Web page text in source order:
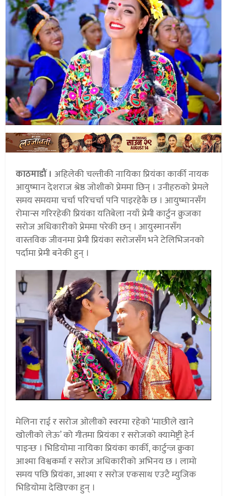
काठमाडौं । अहिलेकी चल्तीकी नायिका प्रियंका कार्की नायक
आयुष्मान देशराज श्रेष्ठ जोशीको प्रेममा छिन् । उनीहरुको प्रेमले
समय समयमा चर्चा परिचर्चा पनि पाइरहेकै छ । आयुष्मानसँग
रोमान्स गरिरहेकी प्रियंका यतिबेला नयाँ प्रेमी कार्टुन क्रुजका
सरोज अधिकारीको प्रेममा परेकी छन् । आयुस्मानसँग
वास्तविक जीवनमा प्रेमी प्रियंका सरोजसँग भने टेलिभिजनको
पर्दामा प्रेमी बनेकी हुन् ।
मेलिना राई र सरोज ओलीको स्वरमा रहेको ‘माछीले खाने
खोलीको लेऊ’ को गीतमा प्रियंका र सरोजको क्यामेष्ट्री हेर्न
पाइन्छ । भिडियोमा नायिका प्रियंका कार्की, कार्टुन्ज क्रुका
आश्मा विश्वकर्मा र सरोज अधिकारीको अभिनय छ । लामो
समय पछि प्रियंका, आश्मा र सरोज एकसाथ एउटै म्युजिक
भिडियोमा देखिएका हुन् ।